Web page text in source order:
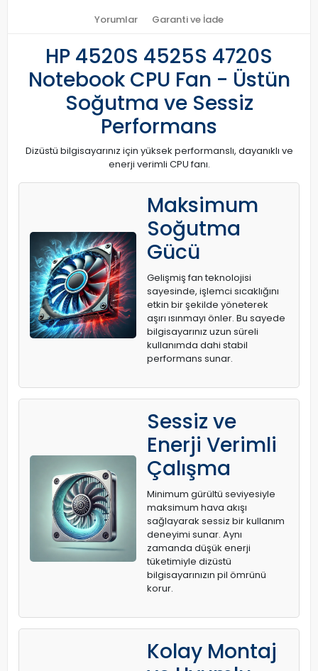
Yorumlar Garanti ve İade
HP 4520S 4525S 4720S
Notebook CPU Fan - Üstün
Soğutma ve Sessiz
Performans
Dizüstü bilgisayarınız için yüksek performanslı, dayanıklı ve
enerji verimli CPU fanı.
Maksimum
Soğutma
Gücü
Gelişmiş fan teknolojisi
sayesinde, işlemci sıcaklığını
etkin bir şekilde yöneterek
aşırı ısınmayı önler. Bu sayede
bilgisayarınız uzun süreli
kullanımda dahi stabil
performans sunar.
Sessiz ve
Enerji Verimli
Çalışma
Minimum gürültü seviyesiyle
maksimum hava akışı
sağlayarak sessiz bir kullanım
deneyimi sunar. Aynı
zamanda düşük enerji
tüketimiyle dizüstü
bilgisayarınızın pil ömrünü
korur.
Kolay Montaj